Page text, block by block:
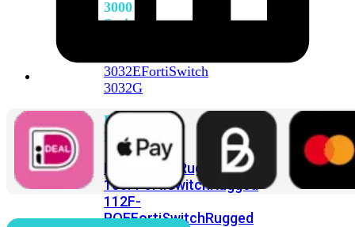
3000
Series
3032EFortiSwitch
3032G
FortiSwitch
Ruggedized
FortiSwitchRugged
108FFortiSwitchRugged
112F-
POEFortiSwitchRugged